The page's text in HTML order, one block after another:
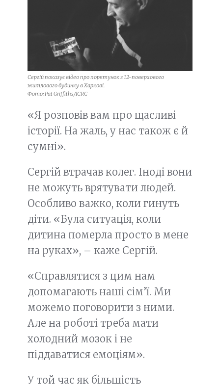
Сергій показує відео про порятунок з 12-поверхового
житлового будинку в Харкові.
Фото: Pat Griffiths/ICRC
«Я розповів вам про щасливі
історії. На жаль, у нас також є й
сумні».
Сергій втрачав колег. Іноді вони
не можуть врятувати людей.
Особливо важко, коли гинуть
діти. «Була ситуація, коли
дитина померла просто в мене
на руках», – каже Сергій.
«Справлятися з цим нам
допомагають наші сім’ї. Ми
можемо поговорити з ними.
Але на роботі треба мати
холодний мозок і не
піддаватися емоціям».
У той час як більшість